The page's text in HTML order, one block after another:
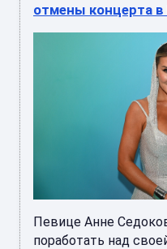
отмены концерта
Певице Анне
поработать над